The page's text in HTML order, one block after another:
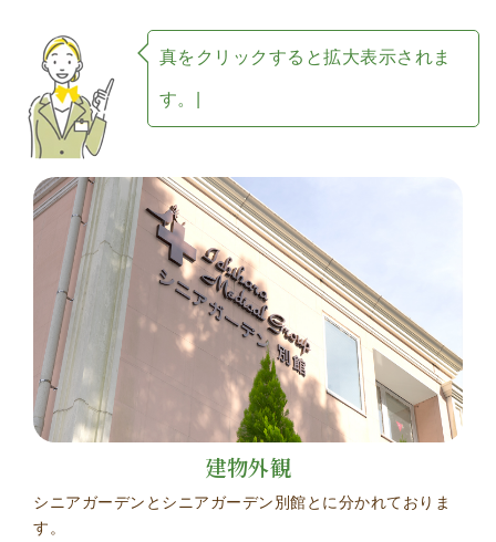
真を ク リ ッ ク する と拡大表示さ れま
す。
建物外観
シニアガーデンとシニアガーデン別館とに分かれておりま
す。